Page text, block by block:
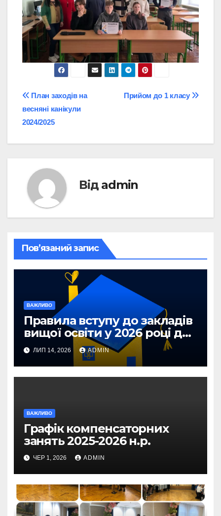
Навігація
записів
Прийом до 1 класу
План заходів на
весняні канікули
2024/2025
Від admin
Пов’язаний запис
ВАЖЛИВО
Правила вступу до закладів
вищої освіти у 2026 році для
абітурієнтів з ТОТ та
прифронтових територій
ЛИП 14, 2026 ADMIN
ВАЖЛИВО
Графік компенсаторних
занять 2025-2026 н.р.
ЧЕР 1, 2026 ADMIN